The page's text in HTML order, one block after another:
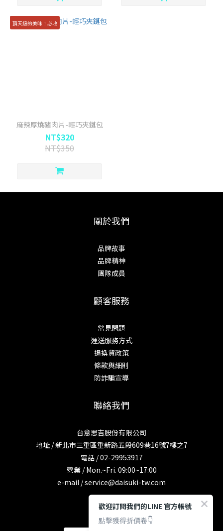
頂天級的美味！必收
麻辣厚燒豬肉片-輕巧夾鏈包
NT$320
NT$350
關於我們
品牌故事
品牌精神
團隊成員
顧客服務
常見問題
運送服務方式
退換貨政策
條款與細則
防詐騙宣導
聯絡我們
台意思吉股份有限公司
地址 / 新北市三重區重新路五段609巷16號7樓之7
電話 / 02-29953917
營業 / Mon.~Fri. 09:00~17:00
e-mail / service@daisuki-tw.com
歡迎訂閱我們的LINE 官方帳號
點擊獲得折價卷👇